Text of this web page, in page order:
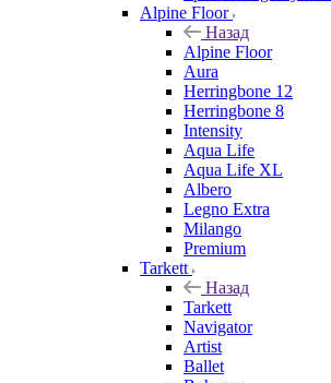
Alpine Floor
Назад
Alpine Floor
Aura
Herringbone 12
Herringbone 8
Intensity
Aqua Life
Aqua Life XL
Albero
Legno Extra
Milango
Premium
Tarkett
Назад
Tarkett
Navigator
Artist
Ballet